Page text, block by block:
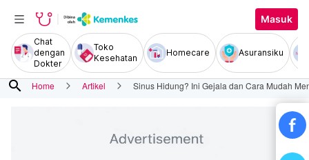
Masuk
Chat
dengan
Dokter
Toko
Kesehatan
Homecare Asuransiku
search Home Artikel Sinus Hidung? Ini Gejala dan Cara Mudah